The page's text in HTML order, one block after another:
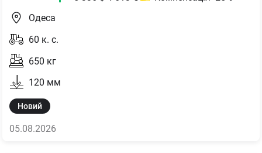
Одеса
60 к. с.
650 кг
120 мм
Новий
05.08.2026